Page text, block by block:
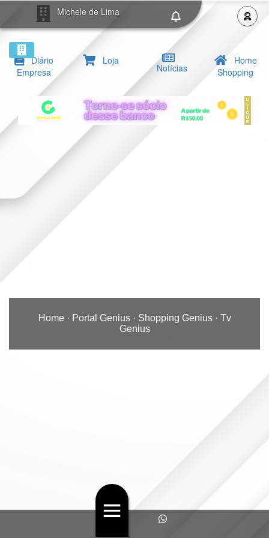
Michele de Lima
Diário
Empresa
Loja
Notícias
Home
Shopping
Home· Portal Genius· Shopping Genius· Tv
Genius